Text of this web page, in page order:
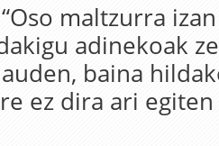
maltzurra
adinekoak
baina
ez dira ari